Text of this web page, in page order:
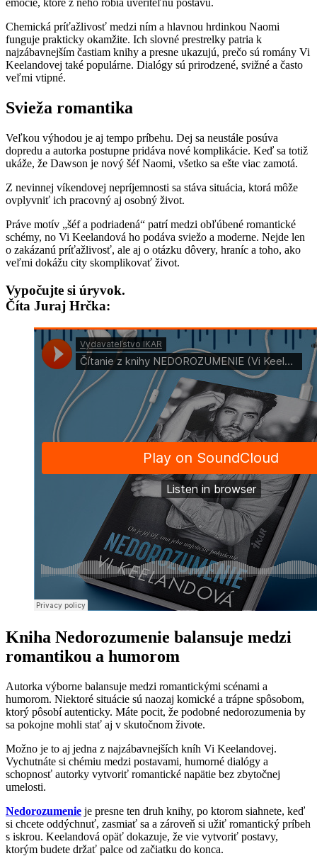
emócie, ktoré z neho robia uveriteľnú postavu.
Chemická príťažlivosť medzi ním a hlavnou hrdinkou Naomi
funguje prakticky okamžite. Ich slovné prestrelky patria k
najzábavnejším častiam knihy a presne ukazujú, prečo sú romány Vi
Keelandovej také populárne. Dialógy sú prirodzené, svižné a často
veľmi vtipné.
Svieža romantika
Veľkou výhodou je aj tempo príbehu. Dej sa neustále posúva
dopredu a autorka postupne pridáva nové komplikácie. Keď sa totiž
ukáže, že Dawson je nový šéf Naomi, všetko sa ešte viac zamotá.
Z nevinnej víkendovej nepríjemnosti sa stáva situácia, ktorá môže
ovplyvniť ich pracovný aj osobný život.
Práve motív „šéf a podriadená“ patrí medzi obľúbené romantické
schémy, no Vi Keelandová ho podáva sviežo a moderne. Nejde len
o zakázanú príťažlivosť, ale aj o otázku dôvery, hraníc a toho, ako
veľmi dokážu city skomplikovať život.
Vypočujte si úryvok.
Číta Juraj Hrčka:
Kniha Nedorozumenie balansuje medzi
romantikou a humorom
Autorka výborne balansuje medzi romantickými scénami a
humorom. Niektoré situácie sú naozaj komické a trápne spôsobom,
ktorý pôsobí autenticky. Máte pocit, že podobné nedorozumenia by
sa pokojne mohli stať aj v skutočnom živote.
Možno je to aj jedna z najzábavnejších kníh Vi Keelandovej.
Vychutnáte si chémiu medzi postavami, humorné dialógy a
schopnosť autorky vytvoriť romantické napätie bez zbytočnej
umelosti.
Nedorozumenie je presne ten druh knihy, po ktorom siahnete, keď
si chcete oddýchnuť, zasmiať sa a zároveň si užiť romantický príbeh
s iskrou. Keelandová opäť dokazuje, že vie vytvoriť postavy,
ktorým budete držať palce od začiatku do konca.